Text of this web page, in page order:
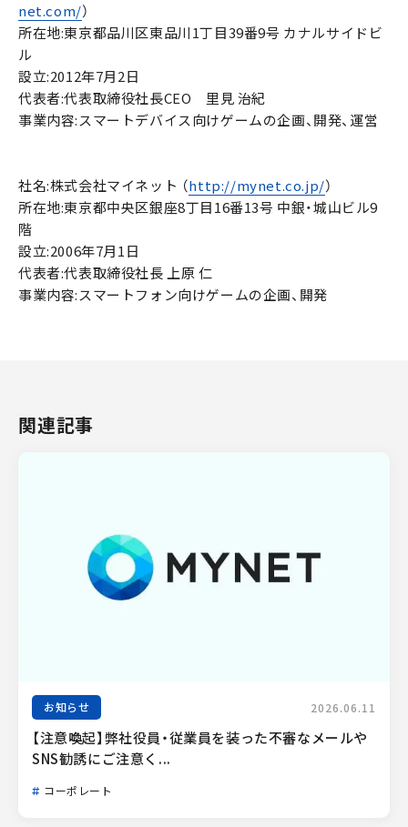
net.com/）
所在地:東京都品川区東品川1丁目39番9号 カナルサイドビ
ル
設立:2012年7月2日
代表者:代表取締役社長CEO 里見 治紀
事業内容:スマートデバイス向けゲームの企画、開発、運営
社名:株式会社マイネット （http://mynet.co.jp/）
所在地:東京都中央区銀座8丁目16番13号 中銀・城山ビル9
階
設立:2006年7月1日
代表者:代表取締役社長 上原 仁
事業内容:スマートフォン向けゲームの企画、開発
関連記事
お知らせ 2026.06.11
【注意喚起】弊社役員・従業員を装った不審なメールや
SNS勧誘にご注意く...
コーポレート